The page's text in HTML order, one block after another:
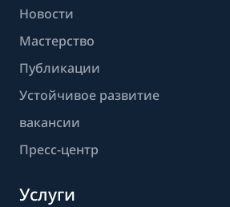
Новости
Мастерство
Публикации
Устойчивое развитие
вакансии
Пресс-центр
Услуги